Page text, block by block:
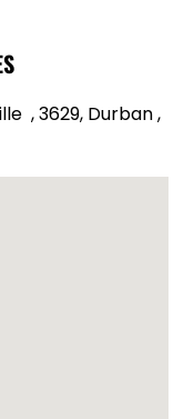
, 3629, Durban ,